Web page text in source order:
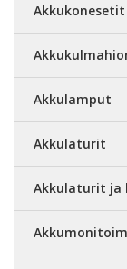
Akkukonesetit
Akkulamput
Akkulaturit
Akkulaturit ja